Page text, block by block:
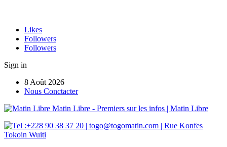
Likes
Followers
Followers
Sign in
8 Août 2026
Nous Conctacter
Matin Libre - Premiers sur les infos | Matin Libre